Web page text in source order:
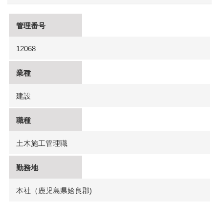
管理番号
12068
業種
建設
職種
土木施工管理職
勤務地
本社（鹿児島県姶良郡)